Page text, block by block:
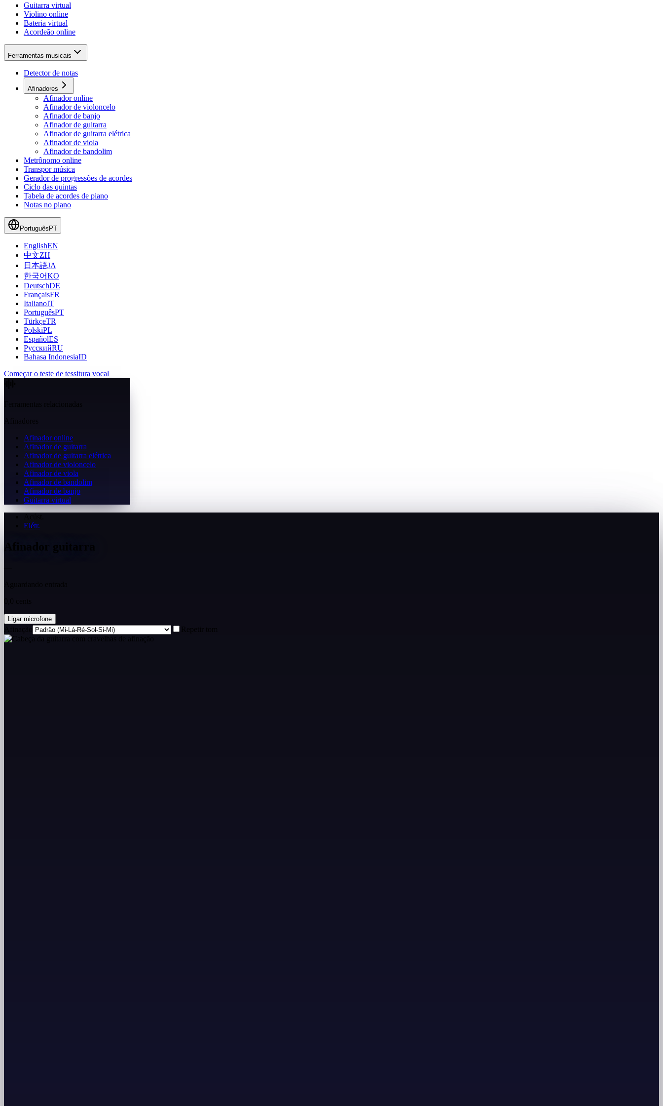
Guitarra virtual
Violino online
Bateria virtual
Acordeão online
Ferramentas musicais
Detector de notas
Afinadores
Afinador online
Afinador de violoncelo
Afinador de banjo
Afinador de guitarra
Afinador de guitarra elétrica
Afinador de viola
Afinador de bandolim
Metrônomo online
Transpor música
Gerador de progressões de acordes
Ciclo das quintas
Tabela de acordes de piano
Notas no piano
Português PT
EnglishEN
中文ZH
日本語JA
한국어KO
DeutschDE
FrançaisFR
ItalianoIT
PortuguêsPT
TürkçeTR
PolskiPL
EspañolES
РусскийRU
Bahasa IndonesiaID
Começar o teste de tessitura vocal
Afinadores
Afinador online
Afinador de guitarra
Afinador de guitarra elétrica
Afinador de violoncelo
Afinador de viola
Afinador de bandolim
Afinador de banjo
Guitarra virtual
Elétr.
Afinador guitarra
Ligar microfone